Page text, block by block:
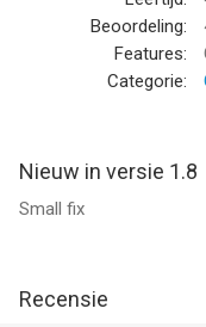
Beoordeling:
Features:
Categorie:
Nieuw in versie 1.8
Small fix
Recensie